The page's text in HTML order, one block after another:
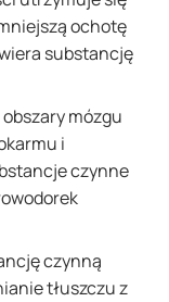
ochotę
substancję
mózgu
i
czynne
czynną
tłuszczu z